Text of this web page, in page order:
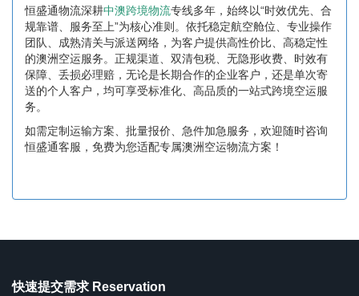
恒盛通物流深耕中澳跨境物流专线多年，始终以“时效优先、合
规靠谱、服务至上”为核心准则。依托稳定航空舱位、专业操作
团队、成熟清关与派送网络，为客户提供高性价比、高稳定性
的澳洲空运服务。正规渠道、双清包税、无隐形收费、时效有
保障、丢损必理赔，无论是长期合作的企业客户，还是单次寄
送的个人客户，均可享受标准化、高品质的一站式跨境空运服
务。
如需定制运输方案、批量报价、急件加急服务，欢迎随时咨询
恒盛通客服，免费为您适配专属澳洲空运物流方案！
快速提交需求 Reservation